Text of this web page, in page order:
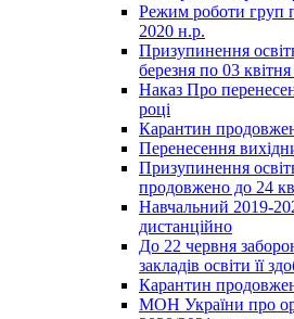
Режим роботи груп
2020 н.р.
Призупинення
березня по 03
Наказ Про
році
Карантин
Перенесення
Призупинення
продовжено до 24
Навчальний 2019-
дистанційно
До 22 червня
закладів освіти її
Карантин
МОН України про